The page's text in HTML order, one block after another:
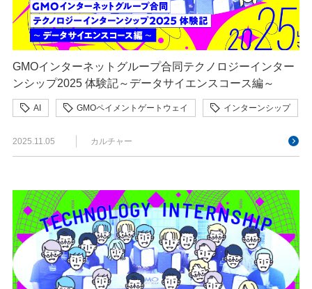
GMOインターネットグループ合同テクノロジーインター
ンシップ2025 体験記～データサイエンスコース編～
AI GMOペイメントゲートウェイ インターンシップ
2025.11.05 カルチャー